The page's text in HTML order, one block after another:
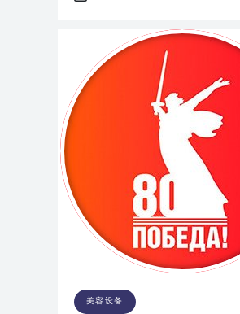
美容设备